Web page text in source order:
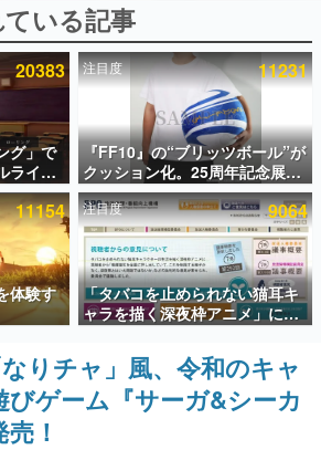
プ
ている記事ランキング
一覧
記事
が数千以上！ ページビュー数万以上！ などな
人々に読まれた、電ファミ渾身の“殿堂入り”記
ました。
企画書
ムクリエイターの方々に製作時のエピソードをお
ットする企画（ゲーム）とは何か？を探ってい
いる記事
20383
グ」で
ライク
はソウ
事に失
注目度 11231
『FF10』の“ブリッツボール”が
クッション化。25周年記念展
「FINAL FANTASY X
MUSEUM-幻光の記憶-」のグッ
ズ情報が一部公開
11154
体験す
ウィッ
語に
キング
ェコの
声
注目度 9064
「タバコを止められない猫耳キ
ャラを描く深夜枠アニメ」に視
聴者の一部から批判意見。違法
薬物の使用と思しき描写も含め
て、BPOが議論を交わす
なりチャ」風、令和のキャ
びゲーム『サーガ&シーカ
！